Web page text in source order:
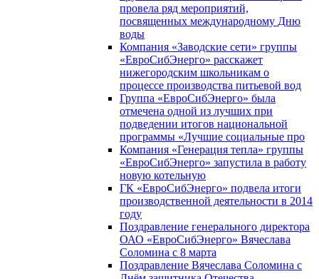
провела ряд мероприятий,
посвященных международному Дню
воды
Компания «Заводские сети» группы
«ЕвроСибЭнерго» расскажет
нижегородским школьникам о
процессе производства питьевой вод
Группа «ЕвроСибЭнерго» была
отмечена одной из лучших при
подведении итогов национальной
программы «Лучшие социальные про
Компания «Генерация тепла» группы
«ЕвроСибЭнерго» запустила в работу
новую котельную
ГК «ЕвроСибЭнерго» подвела итоги
производственной деятельности в 2014
году
Поздравление генерального директора
ОАО «ЕвроСибЭнерго» Вячеслава
Соломина с 8 марта
Поздравление Вячеслава Соломина с